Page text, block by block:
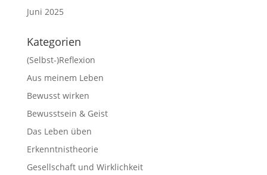
Juni 2025
Kategorien
(Selbst-)Reflexion
Aus meinem Leben
Bewusst wirken
Bewusstsein & Geist
Das Leben üben
Erkenntnistheorie
Gesellschaft und Wirklichkeit